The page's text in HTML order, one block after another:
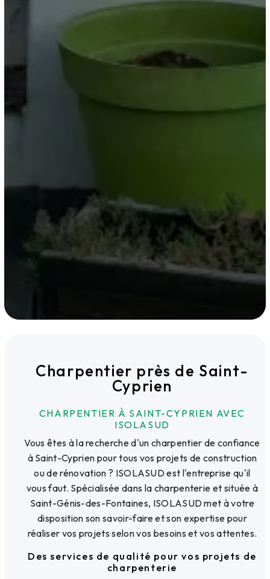
Charpentier près de Saint-
Cyprien
CHARPENTIER À SAINT-CYPRIEN AVEC
ISOLASUD
Vous êtes à la recherche d'un charpentier de confiance
à Saint-Cyprien pour tous vos projets de construction
ou de rénovation ? ISOLASUD est l'entreprise qu'il
vous faut. Spécialisée dans la charpenterie et située à
Saint-Génis-des-Fontaines, ISOLASUD met à votre
disposition son savoir-faire et son expertise pour
réaliser vos projets selon vos besoins et vos attentes.
Des services de qualité pour vos projets de
charpenterie